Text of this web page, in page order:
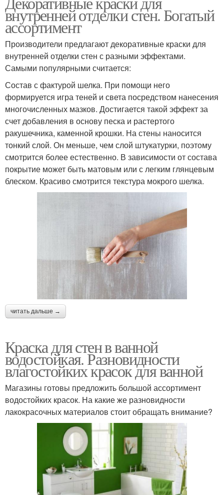
внутренней отделки стен. Богатый
ассортимент
Производители предлагают декоративные краски для
внутренней отделки стен с разными эффектами.
Самыми популярными считается:
Состав с фактурой шелка. При помощи него
формируется игра теней и света посредством нанесения
многочисленных мазков. Достигается такой эффект за
счет добавления в основу песка и растертого
ракушечника, каменной крошки. На стены наносится
тонкий слой. Он меньше, чем слой штукатурки, поэтому
смотрится более естественно. В зависимости от состава
покрытие может быть матовым или с легким глянцевым
блеском. Красиво смотрится текстура мокрого шелка.
читать дальше →
Краска для стен в ванной
водостойкая. Разновидности
влагостойких красок для ванной
Магазины готовы предложить большой ассортимент
водостойких красок. На какие же разновидности
лакокрасочных материалов стоит обращать внимание?